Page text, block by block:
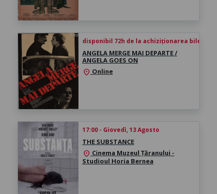
disponibil 72h de la achiziționarea biletului
ANGELA MERGE MAI DEPARTE /
ANGELA GOES ON
location_on Online
17:00 - Giovedì, 13 Agosto
THE SUBSTANCE
location_on Cinema Muzeul Țăranului -
Studioul Horia Bernea